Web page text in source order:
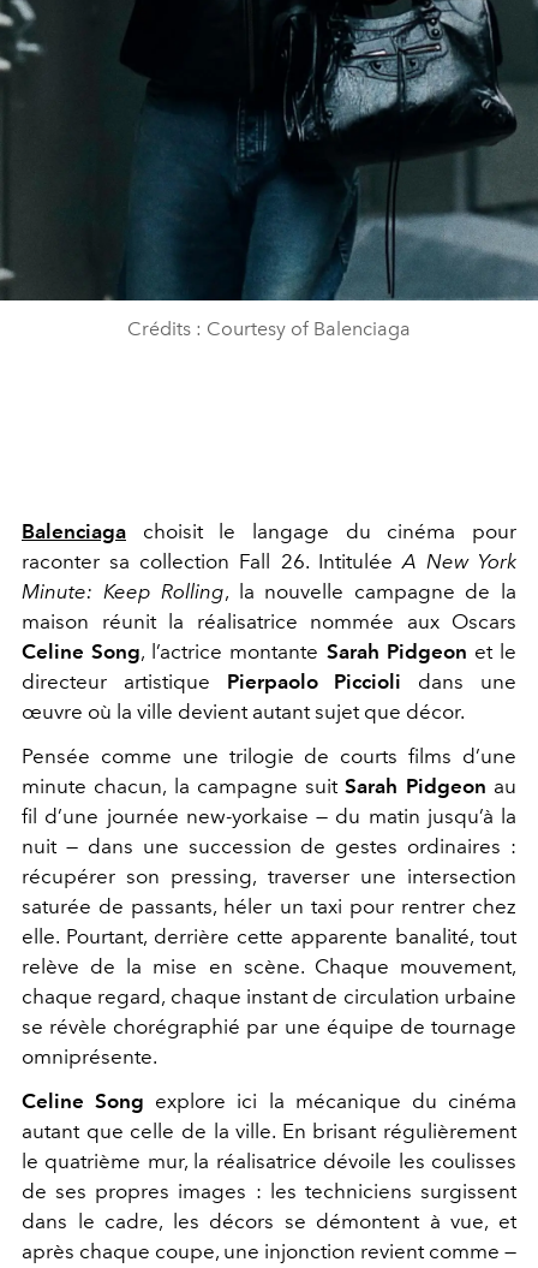
Crédits : Courtesy of Balenciaga
Balenciaga choisit le langage du cinéma pour
raconter sa collection Fall 26. IntituléeA New York
Minute: Keep Rolling, la nouvelle campagne de la
maison réunit la réalisatrice nommée aux Oscars
Celine Song, l’actrice montante Sarah Pidgeon et le
directeur artistique Pierpaolo Piccioli dans une
œuvre où la ville devient autant sujet que décor.
Pensée comme une trilogie de courts films d’une
minute chacun, la campagne suitSarah Pidgeon au
fil d’une journée new-yorkaise — du matin jusqu’à la
nuit — dans une succession de gestes ordinaires :
récupérer son pressing, traverser une intersection
saturée de passants, héler un taxi pour rentrer chez
elle. Pourtant, derrière cette apparente banalité, tout
relève de la mise en scène. Chaque mouvement,
chaque regard, chaque instant de circulation urbaine
se révèle chorégraphié par une équipe de tournage
omniprésente.
Celine Song explore ici la mécanique du cinéma
autant que celle de la ville. En brisant régulièrement
le quatrième mur, la réalisatrice dévoile les coulisses
de ses propres images : les techniciens surgissent
dans le cadre, les décors se démontent à vue, et
après chaque coupe, une injonction revient comme —